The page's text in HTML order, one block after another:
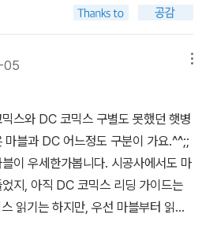
음엔 너무나 당혹스러웠으나 전부
세계관이나 어느정도 이 작품의 요점
재미있게 볼수가 있었다.그림체도
션을 보는듯하지 않으며,푸석푸석
유의 분위기가 색다른 배트맨의 모습
.
래서 편파적으로 슈퍼맨과 배트맨을
른 캐릭터들은 그리 눈에 들어오지
않은 탓도 있겠지만.... 배트맨은 국내
보니 실제 출간과 조금 다를때가 있
은 DC 세계관이 형성되기전, 배트
토리가 연결되기 보다는 단행본식으
상관없이 읽어도 무난합니다.프랭크
약, 영화속 배트맨에 익숙한 분이시
배트맨이 적응이 되지 않으실거예
시면 이해가 되실지도...^^) 하지만 프
05
스와 DC 코믹스 구별도 못했던 햇병
마블과 DC 어느정도 구분이 가요.^^;;
이 우세한가봅니다. 시공사에서도 마
지, 아직 DC 코믹스 리딩 가이드는
읽기는 하지만, 우선 마블부터 읽고